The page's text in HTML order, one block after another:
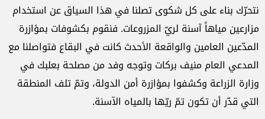
نتحرّك بناء على كل شكوى تصلنا في هذا السياق عن استخدام
مزارعين مياهاً آسنة لريّ المزروعات. فنقوم بكشوفات بمؤازرة
المدّعين العامين والواقعة الأحدث كانت في البقاع فتواصلنا مع
المدعي العام منيف بركات وتوجه وفد من مصلحة بعلبك في
وزارة الزراعة وكشفوا بمؤازرة أمن الدولة، وتمّ تلف المنطقة
التي قدّر أن تكون تمّ ريّها بالمياه الآسنة.